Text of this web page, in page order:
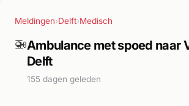
Meldingen›Delft›Medisch
🚁Ambulance met spoed naar
Delft
155 dagen geleden